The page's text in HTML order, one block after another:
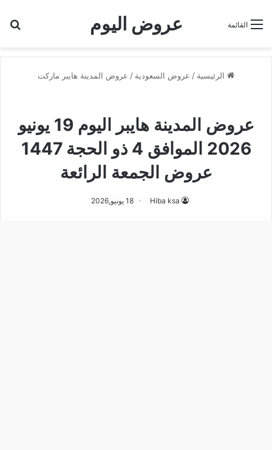
عروض اليوم القائمة
الرئيسية / عروض السعودية / عروض المدينة هايبر ماركت
عروض المدينة هايبر اليوم 19 يونيو
2026 الموافق 4 ذو الحجة 1447
عروض الجمعة الرائعة
Hiba ksa 18 يونيو,2026